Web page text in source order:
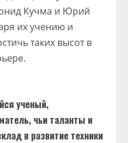
Кучма и Юрий
их учению и
таких высот в
ученый,
чьи таланты и
в развитие техники